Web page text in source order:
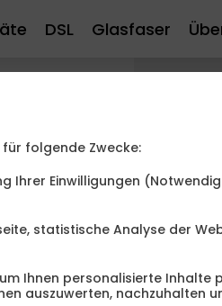
DSL Glasfaser
Denn der
vom
Was
Handy
Handy
folgende Zwecke:
Ihrer Einwilligungen
statistische Analyse der
Ihnen personalisierte Inhalte
auszuwerten, nachzuhalten